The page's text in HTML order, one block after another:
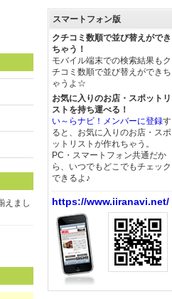
えまし
スマートフォン版
クチコミ数順で並び替えができ
ちゃう！
モバイル端末での検索結果もク
チコミ数順で並び替えができち
ゃうよ☆
お気に入りのお店・スポットリ
ストを持ち運べる！
い～らナビ！メンバーに登録す
ると、お気に入りのお店・スポ
ットリストが作れちゃう。
PC・スマートフォン共通だか
ら、いつでもどこでもチェック
できるよ♪
https://www.iiranavi.net/